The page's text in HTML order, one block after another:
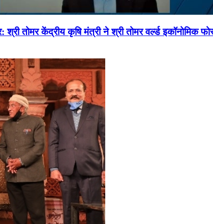
तोमर केंद्रीय कृषि मंत्री ने श्री तोमर वर्ल्ड इकॉनोमिक